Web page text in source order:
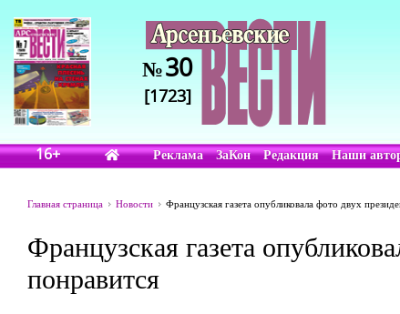
№30
[1723]
16+ Реклама ЗаКон Редакция Наши
Главная страница Новости Французская газета опубликовала фото двух
Французская газета
понравится